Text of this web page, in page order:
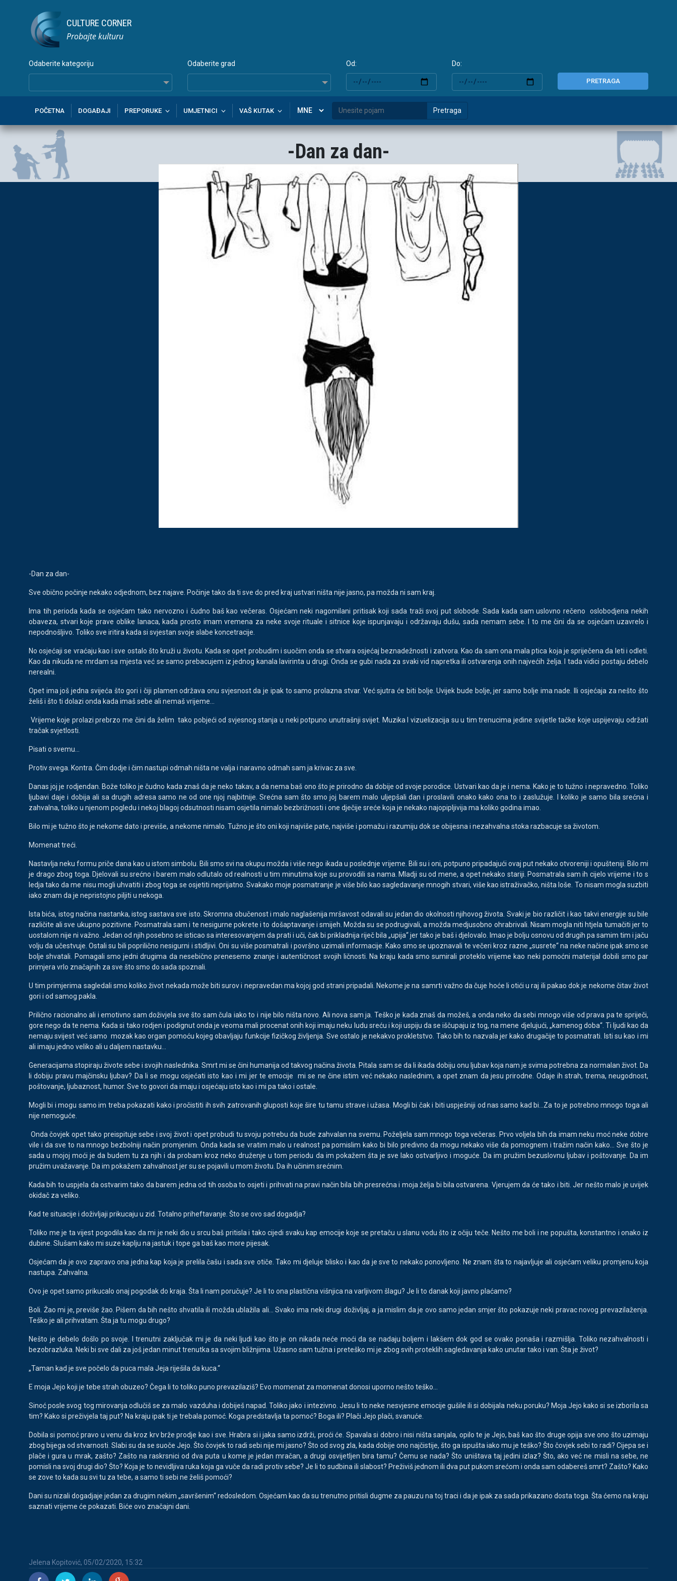
CULTURE CORNER
Probajte kulturu
Odaberite kategoriju Odaberite grad Od: Do:
PRETRAGA
POČETNA DOGAĐAJI PREPORUKE UMJETNICI VAŠ KUTAK Pretraga
-Dan za dan-
-Dan za dan-
Sve obično počinje nekako odjednom, bez najave. Počinje tako da ti sve do pred kraj ustvari ništa nije jasno, pa možda ni sam kraj.
Ima tih perioda kada se osjećam tako nervozno i čudno baš kao večeras. Osjećam neki nagomilani pritisak koji sada traži svoj put slobode. Sada kada sam uslovno rečeno oslobodjena nekih
obaveza, stvari koje prave oblike lanaca, kada prosto imam vremena za neke svoje rituale i sitnice koje ispunjavaju i održavaju dušu, sada nemam sebe. I to me čini da se osjećam uzavrelo i
nepodnošljivo. Toliko sve iritira kada si svjestan svoje slabe koncetracije.
No osjećaji se vraćaju kao i sve ostalo što kruži u životu. Kada se opet probudim i suočim onda se stvara osjećaj beznadežnosti i zatvora. Kao da sam ona mala ptica koja je spriječena da leti i odleti.
Kao da nikuda ne mrdam sa mjesta već se samo prebacujem iz jednog kanala lavirinta u drugi. Onda se gubi nada za svaki vid napretka ili ostvarenja onih najvećih želja. I tada vidici postaju debelo
nerealni.
Opet ima još jedna svijeća što gori i čiji plamen održava onu svjesnost da je ipak to samo prolazna stvar. Već sjutra će biti bolje. Uvijek bude bolje, jer samo bolje ima nade. Ili osjećaja za nešto što
želiš i što ti dolazi onda kada imaš sebe ali nemaš vrijeme...
Vrijeme koje prolazi prebrzo me čini da želim tako pobjeći od svjesnog stanja u neki potpuno unutrašnji svijet. Muzika I vizuelizacija su u tim trenucima jedine svijetle tačke koje uspijevaju održati
tračak svjetlosti.
Pisati o svemu...
Protiv svega. Kontra. Čim dodje i čim nastupi odmah ništa ne valja i naravno odmah sam ja krivac za sve.
Danas joj je rodjendan. Bože toliko je čudno kada znaš da je neko takav, a da nema baš ono što je prirodno da dobije od svoje porodice. Ustvari kao da je i nema. Kako je to tužno i nepravedno. Toliko
ljubavi daje i dobija ali sa drugih adresa samo ne od one njoj najbitnije. Srećna sam što smo joj barem malo uljepšali dan i proslavili onako kako ona to i zaslužuje. I koliko je samo bila srećna i
zahvalna, toliko u njenom pogledu i nekoj blagoj odsutnosti nisam osjetila nimalo bezbrižnosti i one dječije sreće koja je nekako najopipljivija ma koliko godina imao.
Bilo mi je tužno što je nekome dato i previše, a nekome nimalo. Tužno je što oni koji najviše pate, najviše i pomažu i razumiju dok se obijesna i nezahvalna stoka razbacuje sa životom.
Momenat treći.
Nastavlja neku formu priče dana kao u istom simbolu. Bili smo svi na okupu možda i više nego ikada u poslednje vrijeme. Bili su i oni, potpuno pripadajući ovaj put nekako otvoreniji i opušteniji. Bilo mi
je drago zbog toga. Djelovali su srećno i barem malo odlutalo od realnosti u tim minutima koje su provodili sa nama. Mladji su od mene, a opet nekako stariji. Posmatrala sam ih cijelo vrijeme i to s
ledja tako da me nisu mogli uhvatiti i zbog toga se osjetiti neprijatno. Svakako moje posmatranje je više bilo kao sagledavanje mnogih stvari, više kao istraživačko, ništa loše. To nisam mogla suzbiti
iako znam da je nepristojno piljiti u nekoga.
Ista bića, istog načina nastanka, istog sastava sve isto. Skromna obučenost i malo naglašenija mršavost odavali su jedan dio okolnosti njihovog života. Svaki je bio različit i kao takvi energije su bile
različite ali sve ukupno pozitivne. Posmatrala sam i te nesigurne pokrete i to došaptavanje i smijeh. Možda su se podrugivali, a možda medjusobno ohrabrivali. Nisam mogla niti htjela tumačiti jer to
uostalom nije ni važno. Jedan od njih posebno se isticao sa interesovanjem da prati i uči, čak bi prikladnija riječ bila „upija“ jer tako je baš i djelovalo. Imao je bolju osnovu od drugih pa samim tim i jaču
volju da učestvuje. Ostali su bili poprilično nesigurni i stidljivi. Oni su više posmatrali i površno uzimali informacije. Kako smo se upoznavali te večeri kroz razne „susrete“ na neke načine ipak smo se
bolje shvatali. Pomagali smo jedni drugima da nesebično prenesemo znanje i autentičnost svojih ličnosti. Na kraju kada smo sumirali proteklo vrijeme kao neki pomoćni materijal dobili smo par
primjera vrlo značajnih za sve što smo do sada spoznali.
U tim primjerima sagledali smo koliko život nekada može biti surov i nepravedan ma kojoj god strani pripadali. Nekome je na samrti važno da čuje hoće li otići u raj ili pakao dok je nekome čitav život
gori i od samog pakla.
Prilično racionalno ali i emotivno sam doživjela sve što sam čula iako to i nije bilo ništa novo. Ali nova sam ja. Teško je kada znaš da možeš, a onda neko da sebi mnogo više od prava pa te spriječi,
gore nego da te nema. Kada si tako rodjen i podignut onda je veoma mali procenat onih koji imaju neku ludu sreću i koji uspiju da se iščupaju iz tog, na mene djelujući, „kamenog doba“. Ti ljudi kao da
nemaju svijest već samo mozak kao organ pomoću kojeg obavljaju funkcije fizičkog življenja. Sve ostalo je nekakvo prokletstvo. Tako bih to nazvala jer kako drugačije to posmatrati. Isti su kao i mi
ali imaju jedno veliko ali u daljem nastavku...
Generacijama stopiraju živote sebe i svojih naslednika. Smrt mi se čini humanija od takvog načina života. Pitala sam se da li ikada dobiju onu ljubav koja nam je svima potrebna za normalan život. Da
li dobiju pravu majčinsku ljubav? Da li se mogu osjećati isto kao i mi jer te emocije mi se ne čine istim već nekako naslednim, a opet znam da jesu prirodne. Odaje ih strah, trema, neugodnost,
poštovanje, ljubaznost, humor. Sve to govori da imaju i osjećaju isto kao i mi pa tako i ostale.
Mogli bi i mogu samo im treba pokazati kako i pročistiti ih svih zatrovanih gluposti koje šire tu tamu strave i užasa. Mogli bi čak i biti uspješniji od nas samo kad bi...Za to je potrebno mnogo toga ali
nije nemoguće.
Onda čovjek opet tako preispituje sebe i svoj život i opet probudi tu svoju potrebu da bude zahvalan na svemu. Poželjela sam mnogo toga večeras. Prvo voljela bih da imam neku moć neke dobre
vile i da sve to na mnogo bezbolniji način promjenim. Onda kada se vratim malo u realnost pa pomislim kako bi bilo predivno da mogu nekako više da pomognem i tražim način kako... Sve što je
sada u mojoj moći je da budem tu za njih i da probam kroz neko druženje u tom periodu da im pokažem šta je sve lako ostvarljivo i moguće. Da im pružim bezuslovnu ljubav i poštovanje. Da im
pružim uvažavanje. Da im pokažem zahvalnost jer su se pojavili u mom životu. Da ih učinim srećnim.
Kada bih to uspjela da ostvarim tako da barem jedna od tih osoba to osjeti i prihvati na pravi način bila bih presrećna i moja želja bi bila ostvarena. Vjerujem da će tako i biti. Jer nešto malo je uvijek
okidač za veliko.
Kad te situacije i doživljaji prikucaju u zid. Totalno priheftavanje. Što se ovo sad dogadja?
Toliko me je ta vijest pogodila kao da mi je neki dio u srcu baš pritisla i tako cijedi svaku kap emocije koje se pretaču u slanu vodu što iz očiju teče. Nešto me boli i ne popušta, konstantno i onako iz
dubine. Slušam kako mi suze kaplju na jastuk i tope ga baš kao more pijesak.
Osjećam da je ovo zapravo ona jedna kap koja je prelila čašu i sada sve otiče. Tako mi djeluje blisko i kao da je sve to nekako ponovljeno. Ne znam šta to najavljuje ali osjećam veliku promjenu koja
nastupa. Zahvalna.
Ovo je opet samo prikucalo onaj pogodak do kraja. Šta li nam poručuje? Je li to ona plastična višnjica na varljivom šlagu? Je li to danak koji javno plaćamo?
Boli. Žao mi je, previše žao. Pišem da bih nešto shvatila ili možda ublažila ali... Svako ima neki drugi doživljaj, a ja mislim da je ovo samo jedan smjer što pokazuje neki pravac novog prevazilaženja.
Teško je ali prihvatam. Šta ja tu mogu drugo?
Nešto je debelo došlo po svoje. I trenutni zaključak mi je da neki ljudi kao što je on nikada neće moći da se nadaju boljem i lakšem dok god se ovako ponaša i razmišlja. Toliko nezahvalnosti i
bezobrazluka. Neki bi sve dali za još jedan minut trenutka sa svojim bližnjima. Užasno sam tužna i preteško mi je zbog svih proteklih sagledavanja kako unutar tako i van. Šta je život?
„Taman kad je sve počelo da puca mala Jeja riješila da kuca.“
E moja Jejo koji je tebe strah obuzeo? Čega li to toliko puno prevazilaziš? Evo momenat za momenat donosi uporno nešto teško...
Sinoć posle svog tog mirovanja odlučiš se za malo vazduha i dobiješ napad. Toliko jako i intezivno. Jesu li to neke nesvjesne emocije gušile ili si dobijala neku poruku? Moja Jejo kako si se izborila sa
tim? Kako si preživjela taj put? Na kraju ipak ti je trebala pomoć. Koga predstavlja ta pomoć? Boga ili? Plači Jejo plači, svanuće.
Dobila si pomoć pravo u venu da kroz krv brže prodje kao i sve. Hrabra si i jaka samo izdrži, proći će. Spavala si dobro i nisi ništa sanjala, opilo te je Jejo, baš kao što druge opija sve ono što uzimaju
zbog bijega od stvarnosti. Slabi su da se suoče Jejo. Što čovjek to radi sebi nije mi jasno? Što od svog zla, kada dobije ono najčistije, što ga ispušta iako mu je teško? Što čovjek sebi to radi? Cijepa se i
plače i gura u mrak, zašto? Zašto na raskrsnici od dva puta u kome je jedan mračan, a drugi osvijetljen bira tamu? Čemu se nada? Što uništava taj jedini izlaz? Što, ako već ne misli na sebe, ne
pomisli na svoj drugi dio? Što? Koja je to nevidljiva ruka koja ga vuče da radi protiv sebe? Je li to sudbina ili slabost? Preživiš jednom ili dva put pukom srećom i onda sam odabereš smrt? Zašto? Kako
se zove to kada su svi tu za tebe, a samo ti sebi ne želiš pomoći?
Dani su nizali dogadjaje jedan za drugim nekim „savršenim“ redosledom. Osjećam kao da su trenutno pritisli dugme za pauzu na toj traci i da je ipak za sada prikazano dosta toga. Šta ćemo na kraju
saznati vrijeme će pokazati. Biće ovo značajni dani.
Jelena Kopitović, 05/02/2020, 15:32